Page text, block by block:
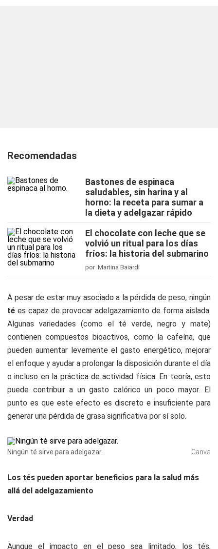
Recomendadas
Bastones de espinaca
saludables, sin harina y al
horno: la receta para sumar a
la dieta y adelgazar rápido
El chocolate con leche que se
volvió un ritual para los días
fríos: la historia del submarino
por Martina Baiardi
A pesar de estar muy asociado a la pérdida de peso, ningún
té es capaz de provocar adelgazamiento de forma aislada.
Algunas variedades (como el té verde, negro y mate)
contienen compuestos bioactivos, como la cafeína, que
pueden aumentar levemente el gasto energético, mejorar
el enfoque y ayudar a prolongar la disposición durante el día
o incluso en la práctica de actividad física. En teoría, esto
puede contribuir a un gasto calórico un poco mayor. El
punto es que este efecto es discreto e insuficiente para
generar una pérdida de grasa significativa por sí solo.
Ningún té sirve para adelgazar. Canva
Los tés pueden aportar beneficios para la salud más
allá del adelgazamiento
Verdad
Aunque el impacto en el peso sea limitado, los tés,